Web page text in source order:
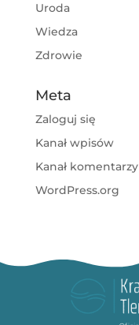
Uroda
Wiedza
Zdrowie
Meta
Zaloguj się
Kanał wpisów
Kanał komentarzy
WordPress.org